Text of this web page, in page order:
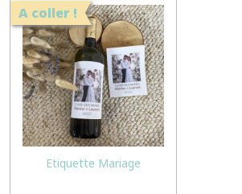
A coller !
Etiquette Mariage
résultats